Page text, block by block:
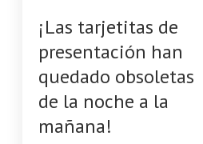
¡Las tarjetitas de
presentación han
quedado obsoletas
de la noche a la
mañana!